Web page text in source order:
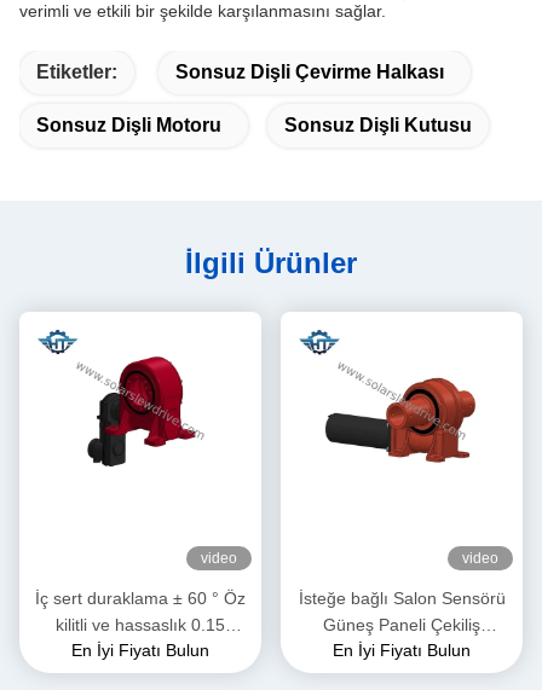
verimli ve etkili bir şekilde karşılanmasını sağlar.
Etiketler: Sonsuz Dişli Çevirme Halkası
Sonsuz Dişli Motoru Sonsuz Dişli Kutusu
İlgili Ürünler
video
İç sert duraklama ± 60 ° Öz
kilitli ve hassaslık 0.15
derece ile solucan dişli
sürüşü
En İyi Fiyatı Bulun
video
İsteğe bağlı Salon Sensörü
Güneş Paneli Çekiliş
Sürücüsü Hızlı ve Kolay
Kurulum ve Özel Çözümler
En İyi Fiyatı Bulun